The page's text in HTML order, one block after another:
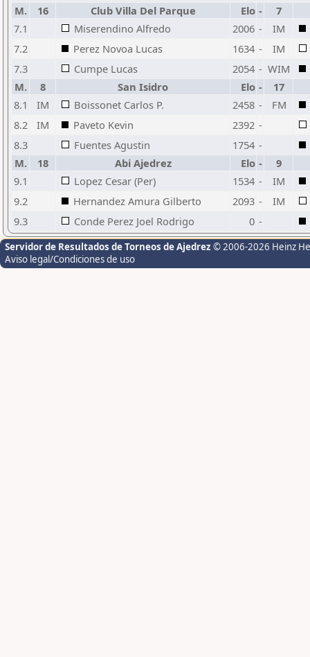
M.
16 Club Villa Del Parque Elo -
7
7.1
Miserendino Alfredo 2006 -
IM
7.2
Perez Novoa Lucas 1634 -
IM
7.3
Cumpe Lucas 2054 - WIM
M.
8 San Isidro Elo -
17
8.1
IM Boissonet Carlos P. 2458 -
FM
8.2
IM Paveto Kevin 2392 -
8.3
Fuentes Agustin 1754 -
M.
18 Abi Ajedrez Elo -
9
9.1
Lopez Cesar (Per) 1534 -
IM
9.2
Hernandez Amura Gilberto 2093 -
IM
9.3
Conde Perez Joel Rodrigo 0 -
Servidor de Resultados de Torneos de Ajedrez © 2006-2026 Heinz
Aviso legal/Condiciones de uso